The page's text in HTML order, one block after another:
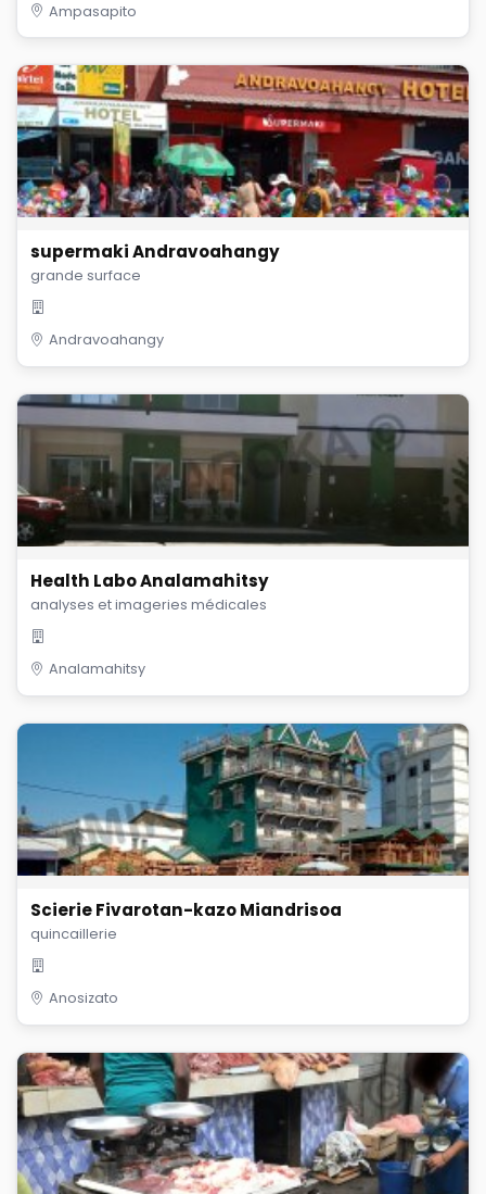
Ampasapito
supermaki Andravoahangy
grande surface
Andravoahangy
Health Labo Analamahitsy
analyses et imageries médicales
Analamahitsy
Scierie Fivarotan-kazo Miandrisoa
quincaillerie
Anosizato